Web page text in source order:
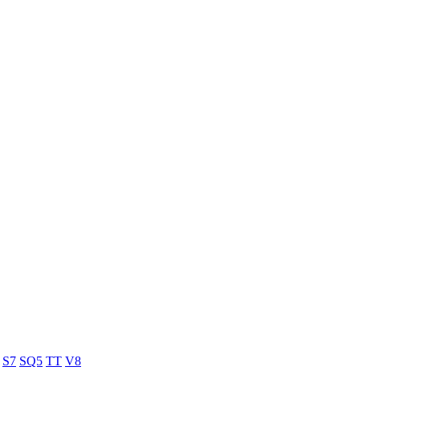
S7 SQ5 TT V8